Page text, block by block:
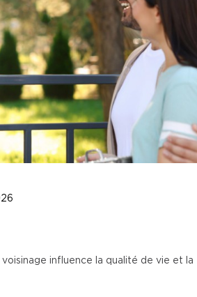
influence la qualité de vie et la